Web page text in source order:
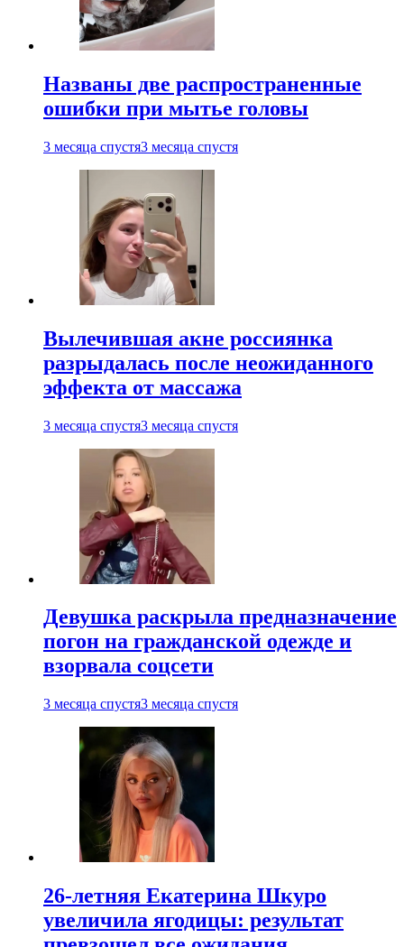
Названы две распространенные
ошибки при мытье головы
3 месяца спустя3 месяца спустя
Вылечившая акне россиянка
разрыдалась после неожиданного
эффекта от массажа
3 месяца спустя3 месяца спустя
Девушка раскрыла предназначение
погон на гражданской одежде и
взорвала соцсети
3 месяца спустя3 месяца спустя
26-летняя Екатерина Шкуро
увеличила ягодицы: результат